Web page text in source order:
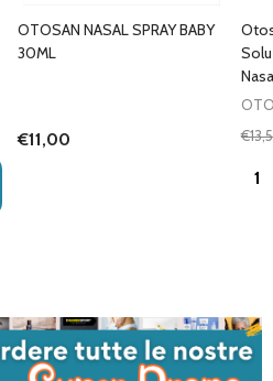
OTOSAN NASAL SPRAY BABY
30ML
€11,00